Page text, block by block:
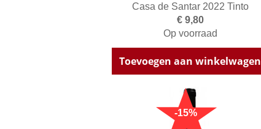
Casa de Santar 2022 Tinto
€ 9,80
Op voorraad
Toevoegen aan winkelwagen